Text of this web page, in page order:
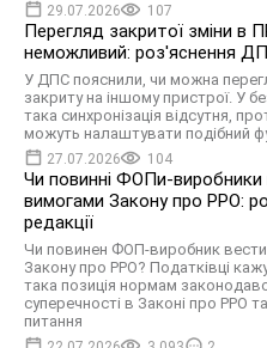
29.07.2026 107
Перегляд закритої зміни в
неможливий: роз'яснення
У ДПС пояснили, чи можна
закриту на іншому пристрої. У
така синхронізація відсутня,
можуть налаштувати подібний
27.07.2026 104
Чи повинні ФОПи-виробники
вимогами Закону про РРО:
редакції
Чи повинен ФОП-виробник
Закону про РРО? Податківці
така позиція нормам
суперечності в Законі про РРО
питання